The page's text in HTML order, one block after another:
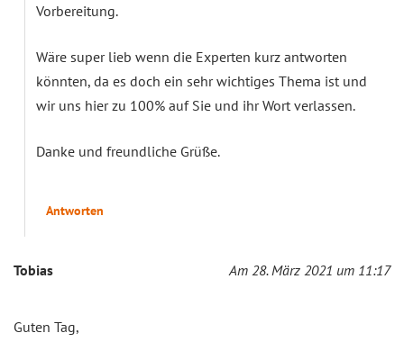
Vorbereitung.
Wäre super lieb wenn die Experten kurz antworten
könnten, da es doch ein sehr wichtiges Thema ist und
wir uns hier zu 100% auf Sie und ihr Wort verlassen.
Danke und freundliche Grüße.
Antworten
Tobias Am 28. März 2021 um 11:17
Guten Tag,